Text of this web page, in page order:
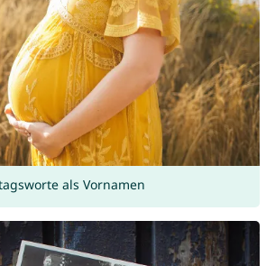
als Vornamen